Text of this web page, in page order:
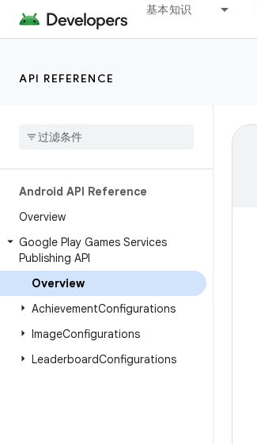
基本知识
API REFERENCE
Android API Reference
Overview
Google Play Games Services
Publishing API
Overview
AchievementConfigurations
ImageConfigurations
LeaderboardConfigurations